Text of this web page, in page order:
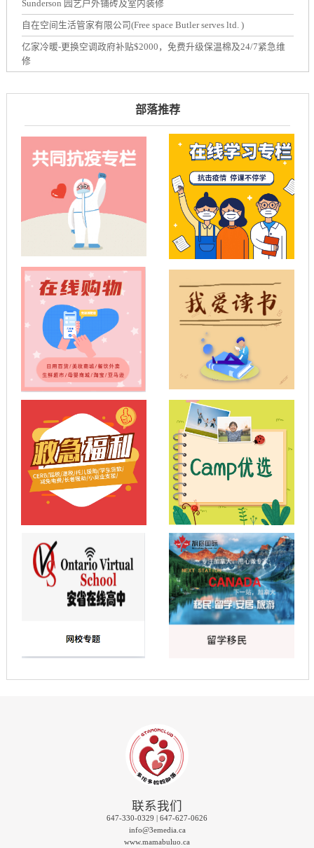
Sunderson 园艺户外铺砖及室内装修
自在空间生活管家有限公司(Free space Butler serves ltd. )
亿家冷暖-更换空调政府补贴$2000，免费升级保温棉及24/7紧急维
修
部落推荐
联系我们
647-330-0329 | 647-627-0626
info@3emedia.ca
www.mamabuluo.ca